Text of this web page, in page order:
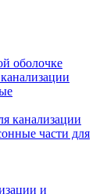
оболочке
канализации
части для
и